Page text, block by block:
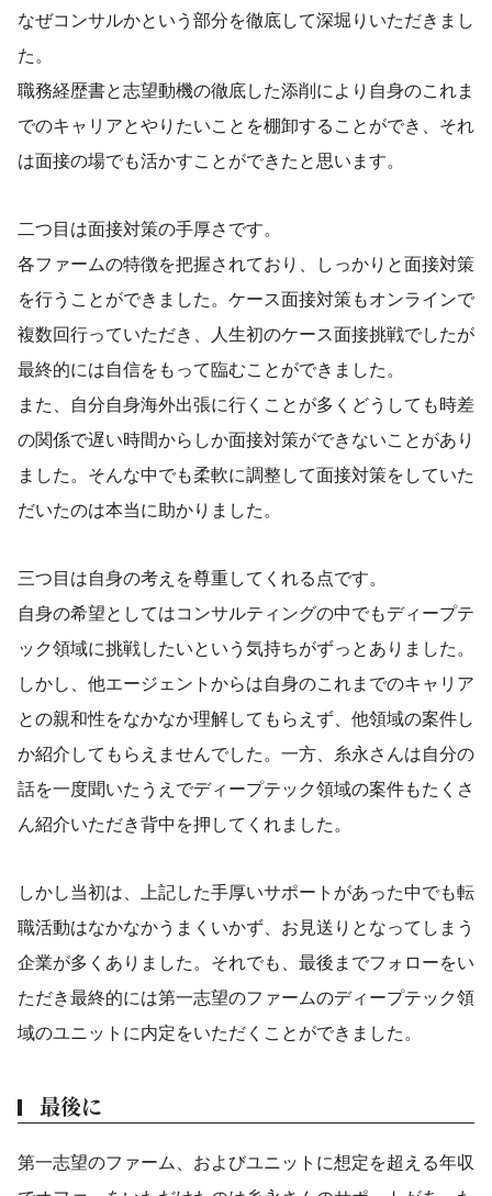
なぜコンサルかという部分を徹底して深堀りいただきまし
た。
職務経歴書と志望動機の徹底した添削により自身のこれま
でのキャリアとやりたいことを棚卸することができ、それ
は面接の場でも活かすことができたと思います。
二つ目は面接対策の手厚さです。
各ファームの特徴を把握されており、しっかりと面接対策
を行うことができました。ケース面接対策もオンラインで
複数回行っていただき、人生初のケース面接挑戦でしたが
最終的には自信をもって臨むことができました。
また、自分自身海外出張に行くことが多くどうしても時差
の関係で遅い時間からしか面接対策ができないことがあり
ました。そんな中でも柔軟に調整して面接対策をしていた
だいたのは本当に助かりました。
三つ目は自身の考えを尊重してくれる点です。
自身の希望としてはコンサルティングの中でもディープテ
ック領域に挑戦したいという気持ちがずっとありました。
しかし、他エージェントからは自身のこれまでのキャリア
との親和性をなかなか理解してもらえず、他領域の案件し
か紹介してもらえませんでした。一方、糸永さんは自分の
話を一度聞いたうえでディープテック領域の案件もたくさ
ん紹介いただき背中を押してくれました。
しかし当初は、上記した手厚いサポートがあった中でも転
職活動はなかなかうまくいかず、お見送りとなってしまう
企業が多くありました。それでも、最後までフォローをい
ただき最終的には第一志望のファームのディープテック領
域のユニットに内定をいただくことができました。
最後に
第一志望のファーム、およびユニットに想定を超える年収